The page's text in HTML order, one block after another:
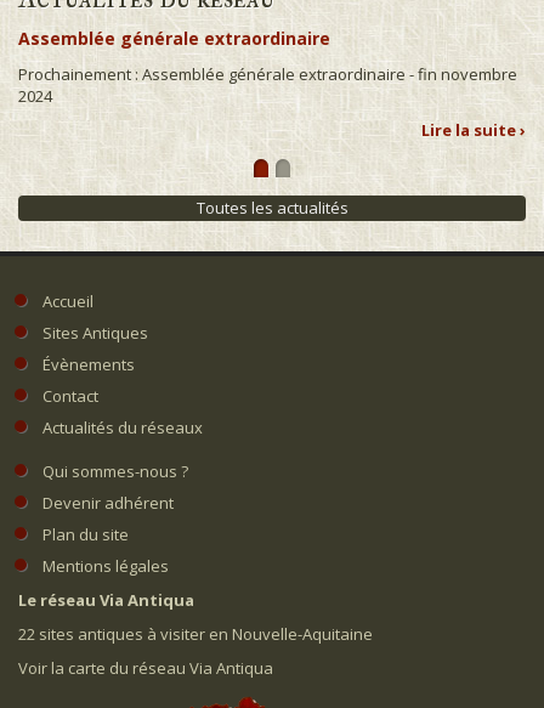
Assemblée générale extraordinaire
Prochainement : Assemblée générale extraordinaire - fin novembre
2024
Lire la suite ›
Toutes les actualités
Accueil
Sites Antiques
Évènements
Contact
Actualités du réseaux
Qui sommes-nous ?
Devenir adhérent
Plan du site
Mentions légales
Le réseau Via Antiqua
22 sites antiques à visiter en Nouvelle-Aquitaine
Voir la carte du réseau Via Antiqua